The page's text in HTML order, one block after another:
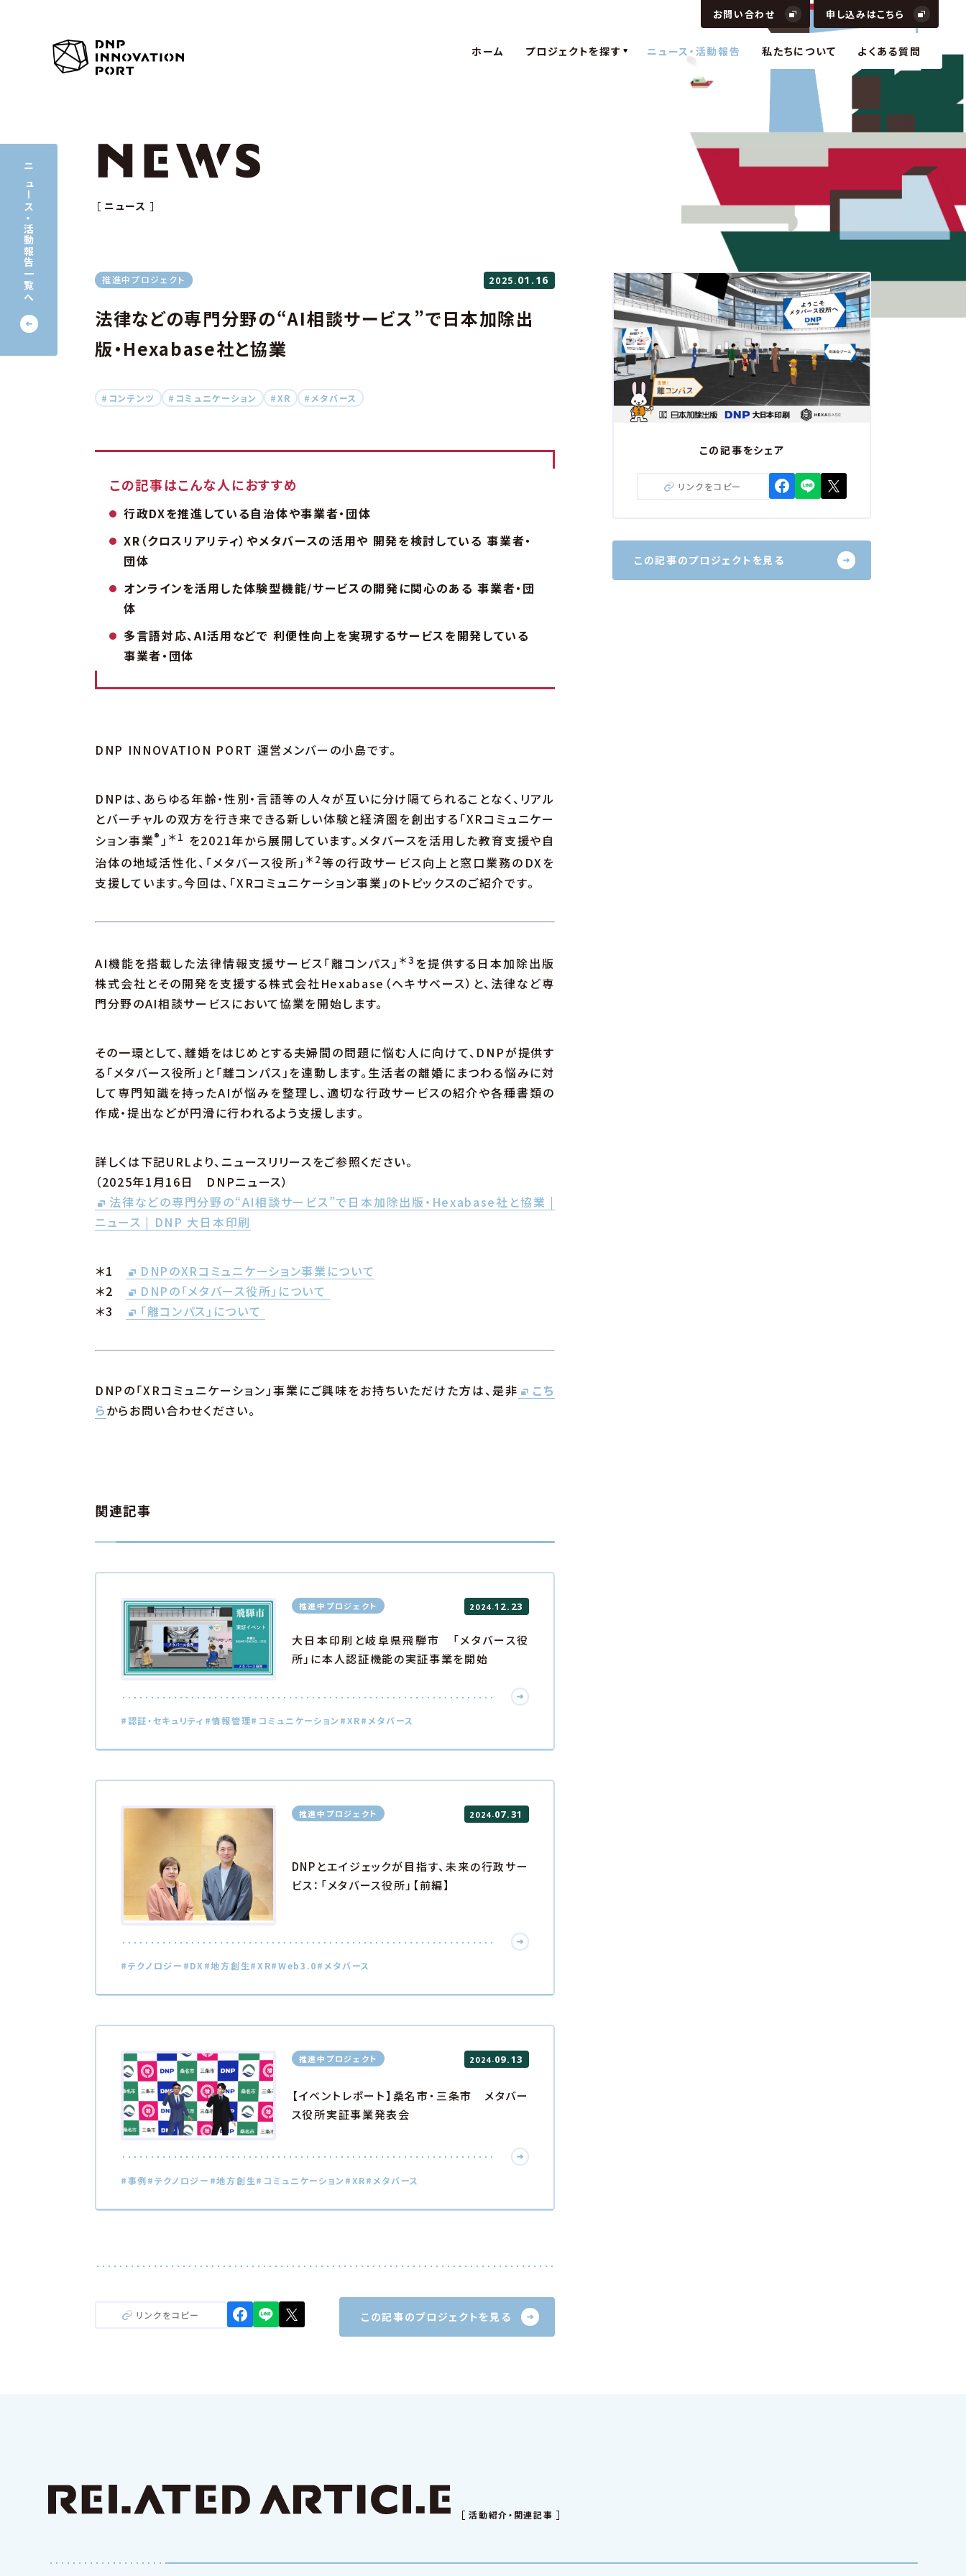
ホーム プロジェクトを探す ニュース・活動報告 私たちについて よくある質問
お問い合わせ 申し込みはこちら
XRの活用で、リアルとバーチャルの双方を行き来できる新しい
体験価値と経済圏を創出
コンテンツ
TIB CATAPULT「XR Innovation Lab」で、ビジネスや学び
スタートアップ
デジタルアイデンティティで信頼が溢れる世界をつくる。
web3.0 分散型社会 認証・セキュリティ 情報管理
本が読まれ続ける未来を、 本に関わるすべての人とつくる。
生成AIを活用し、今よりもさらに人と社会がつながる創造的な
製造・物流分野のDXで産業の未来を明るく照らす
XRの活用で、リアルとバーチャルの双方を行き来できる新しい
TIB CATAPULT「XR Innovation Lab」で、ビジネスや学び
スタートアップ コンテンツ
デジタルアイデンティティで信頼が溢れる世界をつくる。
web3.0 分散型社会 認証・セキュリティ DX 情報管理
本が読まれ続ける未来を、 本に関わるすべての人とつくる。
流通 グローバル コンテンツ・IP 体験・体験価値
生成AIを活用し、今よりもさらに人と社会がつながる創造的な
製造・物流分野のDXで産業の未来を明るく照らす
ニュース
・
活動報告一覧へ
ニュース
推進中プロジェクト 2025.01.16
法律などの専門分野の“AI相談サービス”で日本加除出
版・Hexabase社と協業
#コンテンツ #コミュニケーション #XR #メタバース
この記事はこんな人におすすめ
行政DXを推進している自治体や事業者・団体
XR（クロスリアリティ）やメタバースの活用や 開発を検討している 事業者・
団体
オンラインを活用した体験型機能/サービスの開発に関心のある 事業者・団
体
多言語対応、AI活用などで 利便性向上を実現するサービスを開発している
事業者・団体
DNP INNOVATION PORT 運営メンバーの小島です。
DNPは、あらゆる年齢・性別・言語等の人々が互いに分け隔てられることなく、リアル
とバーチャルの双方を行き来できる新しい体験と経済圏を創出する「XRコミュニケー
ション事業®」 ＊1 を2021年から展開しています。メタバースを活用した教育支援や自
治体の地域活性化、「メタバース役所」 ＊2等の行政サービス向上と窓口業務のDXを
支援しています。今回は、「XRコミュニケーション事業」のトピックスのご紹介です。
AI機能を搭載した法律情報支援サービス「離コンパス」 ＊3 を提供する日本加除出版
株式会社とその開発を支援する株式会社Hexabase（ヘキサベース）と、法律など専
門分野のAI相談サービスにおいて協業を開始します。
その一環として、離婚をはじめとする夫婦間の問題に悩む人に向けて、DNPが提供す
る「メタバース役所」と「離コンパス」を連動します。生活者の離婚にまつわる悩みに対
して専門知識を持ったAIが悩みを整理し、適切な行政サービスの紹介や各種書類の
作成・提出などが円滑に行われるよう支援します。
詳しくは下記URLより、ニュースリリースをご参照ください。
（2025年1月16日 DNPニュース）
法律などの専門分野の“AI相談サービス”で日本加除出版・Hexabase社と協業 |
ニュース | DNP 大日本印刷
＊1
DNPのXRコミュニケーション事業について
＊2
DNPの「メタバース役所」について
＊3
「離コンパス」について
DNPの「XRコミュニケーション」事業にご興味をお持ちいただけた方は、是非
こち
らからお問い合わせください。
関連記事
推進中プロジェクト 2024.12.23
大日本印刷と岐阜県飛騨市 「メタバース役
所」に本人認証機能の実証事業を開始
#認証・セキュリティ #情報管理#コミュニケーション #XR#メタバース
推進中プロジェクト 2024.07.31
DNPとエイジェックが目指す、未来の行政サー
ビス：「メタバース役所」【前編】
#テクノロジー #DX #地方創生#XR#Web3.0#メタバース
推進中プロジェクト 2024.09.13
【イベントレポート】桑名市・三条市 メタバー
ス役所実証事業発表会
#事例#テクノロジー #地方創生#コミュニケーション #XR#メタバース
リンクをコピー この記事のプロジェクトを見る
この記事をシェア
リンクをコピー
この記事のプロジェクトを見る
活動紹介・関連記事